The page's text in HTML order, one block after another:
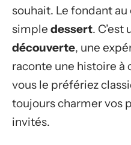
souhait. Le fondant au
simple dessert.
découverte, une
raconte une histoire à
vous le préfériez
toujours charmer vos
invités.